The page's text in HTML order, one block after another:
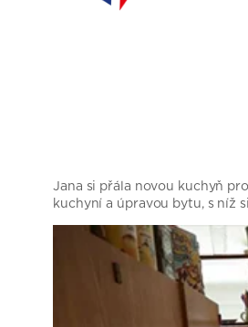
Jana si přála novou kuchyň
kuchyní a úpravou bytu, s níž